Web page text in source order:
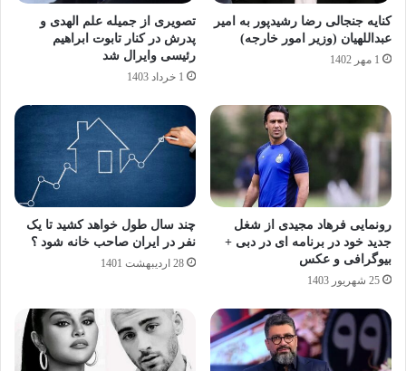
کنایه جنجالی رضا رشیدپور به امیر
عبداللهیان (وزیر امور خارجه)
1 مهر 1402
تصویری از جمیله علم الهدی و
پدرش در کنار تابوت ابراهیم
رئیسی وایرال شد
1 خرداد 1403
رونمایی فرهاد مجیدی از شغل
جدید خود در برنامه ای در دبی +
بیوگرافی و عکس
25 شهریور 1403
چند سال طول خواهد کشید تا یک
نفر در ایران صاحب خانه شود ؟
28 اردیبهشت 1401